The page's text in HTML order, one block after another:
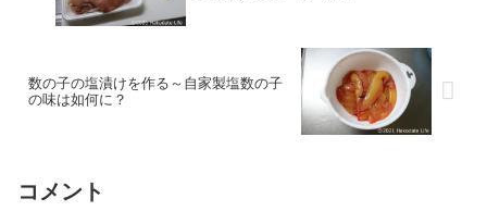
数の子の塩漬けを作る～自家製塩数の子
の味は如何に？
コメント